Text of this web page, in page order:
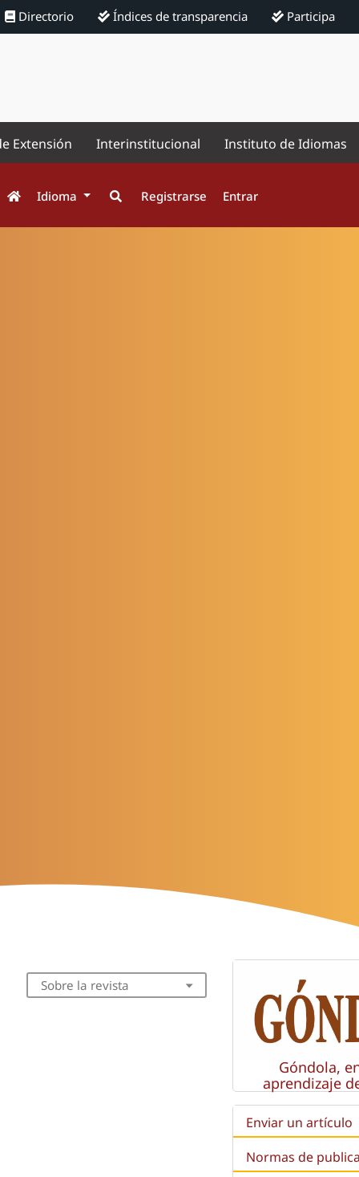
Directorio Índices de transparencia Participa
Extensión Interinstitucional Instituto de Idiomas
Idioma Registrarse Entrar
Sobre la revista
Góndola,
aprendizaje
Enviar un artículo
Normas de